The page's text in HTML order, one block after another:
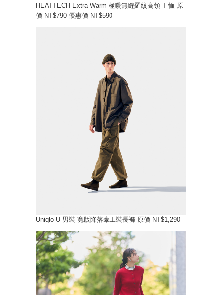
HEATTECH Extra Warm 極暖無縫羅紋高領 T 恤 原
價 NT$790 優惠價 NT$590
Uniqlo U 男裝 寬版降落傘工裝長褲 原價 NT$1,290